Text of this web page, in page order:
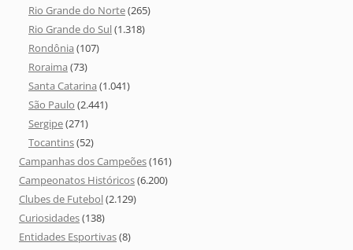
Rio Grande do Norte(265)
Rio Grande do Sul(1.318)
Rondônia (107)
Roraima (73)
Santa Catarina (1.041)
São Paulo (2.441)
Sergipe(271)
Tocantins(52)
Campanhas dos Campeões(161)
Campeonatos Históricos(6.200)
Clubes de Futebol(2.129)
Curiosidades(138)
Entidades Esportivas(8)